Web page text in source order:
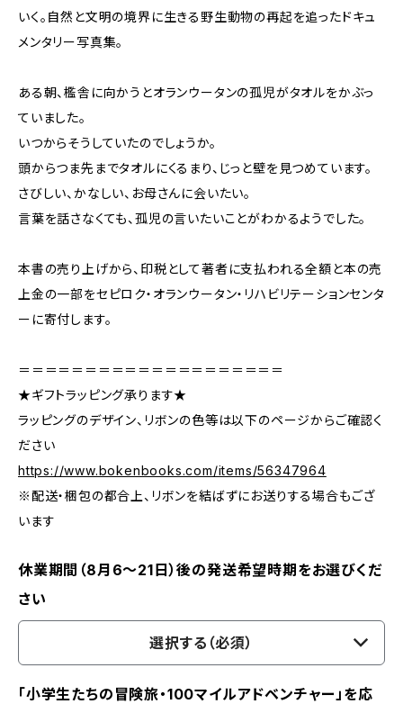
いく。自然と文明の境界に生きる野生動物の再起を追ったドキュ
メンタリー写真集。
ある朝、檻舎に向かうとオランウータンの孤児がタオルをかぶっ
ていました。
いつからそうしていたのでしょうか。
頭からつま先までタオルにくるまり、じっと壁を見つめています。
さびしい、かなしい、お母さんに会いたい。
言葉を話さなくても、孤児の言いたいことがわかるようでした。
本書の売り上げから、印税として著者に支払われる全額と本の売
上金の一部をセピロク・オランウータン・リハビリテーションセンタ
ーに寄付します。
＝＝＝＝＝＝＝＝＝＝＝＝＝＝＝＝＝＝＝＝
★ギフトラッピング承ります★
ラッピングのデザイン、リボンの色等は以下のページからご確認く
ださい
https://www.bokenbooks.com/items/56347964
※配送・梱包の都合上、リボンを結ばずにお送りする場合もござ
います
休業期間（8月6〜21日）後の発送希望時期をお選びくだ
さい
選択する（必須）
「小学生たちの冒険旅・100マイルアドベンチャー」を応